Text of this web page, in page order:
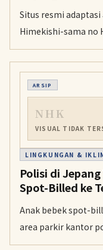
Situs resmi
Himekishi-sama no
staf tambahan,
pada Senin. Serial
Januari 2027.
ARSIP
NHK
VISUAL TIDAK
LINGKUNGAN &
Polisi di
Spot-Billed ke
Anak bebek spot-
area parkir kantor
Ishikawa, Jepang